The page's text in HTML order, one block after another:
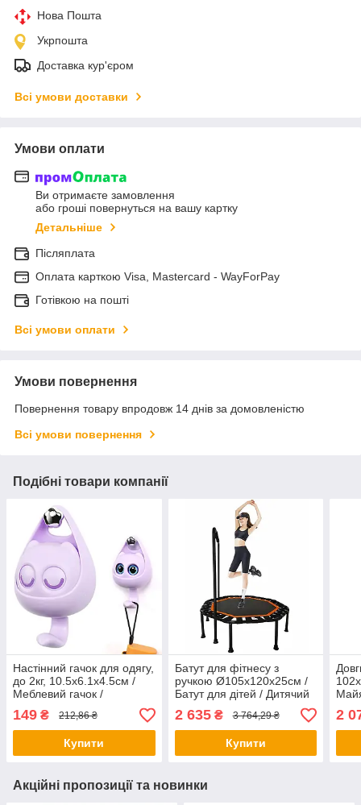
Нова Пошта
Укрпошта
Доставка кур'єром
Всі умови доставки
Умови оплати
Ви отримаєте замовлення
або гроші повернуться на вашу картку
Детальніше
Післяплата
Оплата карткою Visa, Mastercard - WayForPay
Готівкою на пошті
Всі умови оплати
Умови повернення
Повернення товару впродовж 14 днів за домовленістю
Всі умови повернення
Подібні товари компанії
Настінний гачок для одягу,
до 2кг, 10.5х6.1х4.5см /
Меблевий гачок /
ключів
149 ₴ 212,86 ₴
Купити
Батут для фітнесу з
ручкою Ø105х120х25см /
Батут для дітей / Дитячий
батут з поручнем / Фітнес
батут / Батут з тримачем
2 635₴ 3 764,29 ₴
Купити
2
Акційні пропозиції та новинки